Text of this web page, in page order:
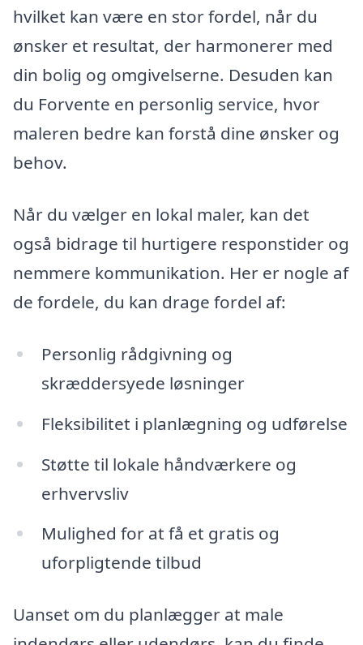
hvilket kan være en stor fordel, når du
ønsker et resultat, der harmonerer med
din bolig og omgivelserne. Desuden kan
du Forvente en personlig service, hvor
maleren bedre kan forstå dine ønsker og
behov.
Når du vælger en lokal maler, kan det
også bidrage til hurtigere responstider og
nemmere kommunikation. Her er nogle af
de fordele, du kan drage fordel af:
Personlig rådgivning og
skræddersyede løsninger
Fleksibilitet i planlægning og udførelse
Støtte til lokale håndværkere og
erhvervsliv
Mulighed for at få et gratis og
uforpligtende tilbud
Uanset om du planlægger at male